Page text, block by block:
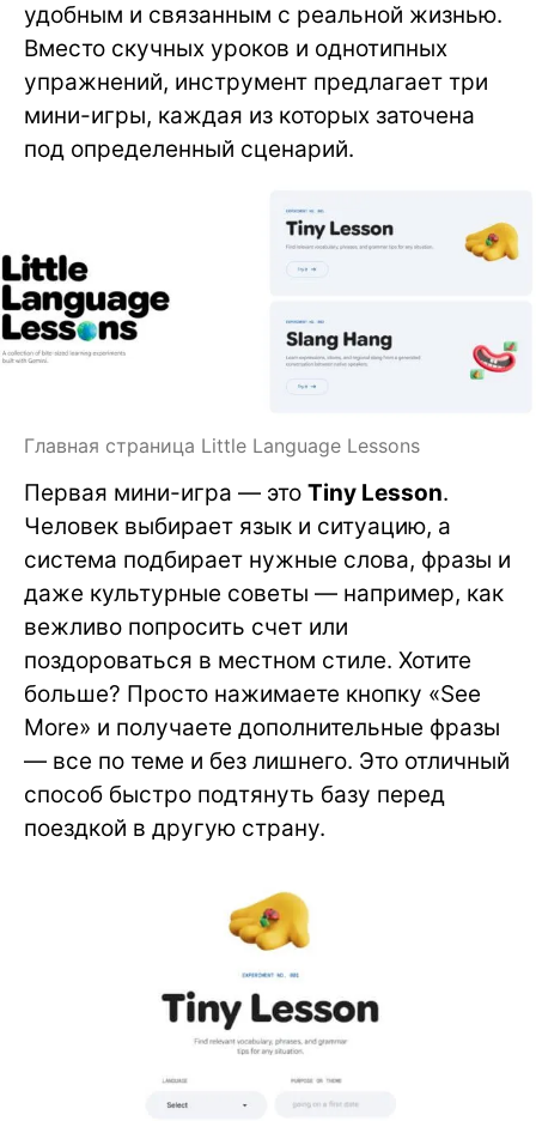
удобным и связанным с реальной жизнью.
Вместо скучных уроков и однотипных
упражнений, инструмент предлагает три
мини-игры, каждая из которых заточена
под определенный сценарий.
Главная страница Little Language Lessons
Первая мини-игра — это Tiny Lesson.
Человек выбирает язык и ситуацию, а
система подбирает нужные слова, фразы и
даже культурные советы — например, как
вежливо попросить счет или
поздороваться в местном стиле. Хотите
больше? Просто нажимаете кнопку «See
More» и получаете дополнительные фразы
— все по теме и без лишнего. Это отличный
способ быстро подтянуть базу перед
поездкой в другую страну.